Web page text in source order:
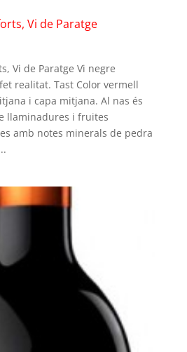
Vi de Paratge
Vi de Paratge Vi negre
realitat. Tast Color vermell
i capa mitjana. Al nas és
llaminadures i fruites
amb notes minerals de pedra